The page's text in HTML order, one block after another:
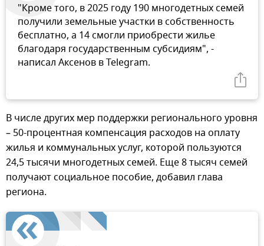
"Кроме того, в 2025 году 190 многодетных семей
получили земельные участки в собственность
бесплатно, а 14 смогли приобрести жилье
благодаря государственным субсидиям", -
написал Аксенов в Telegram.
В числе других мер поддержки регионального уровня
– 50-процентная компенсация расходов на оплату
жилья и коммунальных услуг, которой пользуются
24,5 тысячи многодетных семей. Еще 8 тысяч семей
получают социальное пособие, добавил глава
региона.